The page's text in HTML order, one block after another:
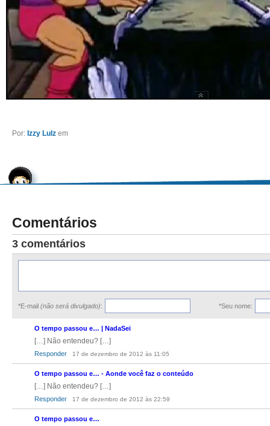
Por: Izzy Lulz em
Comentários
3 comentários
*E-mail (não será divulgado): *Seu nome:
O tempo passou e… | NadaSei
17 de dezembro de 2012 às 11:05
[…] Não entendeu? […]
Responder
O tempo passou e… - Aonde você faz o conteúdo
17 de dezembro de 2012 às 22:59
[…] Não entendeu? […]
Responder
O tempo passou e…